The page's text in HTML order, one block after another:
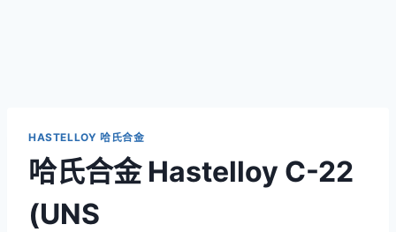
HASTELLOY 哈氏合金
哈氏合金 Hastelloy C-22
(UNS